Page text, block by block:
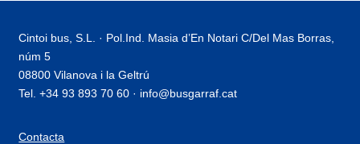
Cintoi bus, S.L. · Pol.Ind. Masia d’En Notari C/Del Mas Borras,
núm 5
08800 Vilanova i la Geltrú
Tel. +34 93 893 70 60 · info@busgarraf.cat
Contacta